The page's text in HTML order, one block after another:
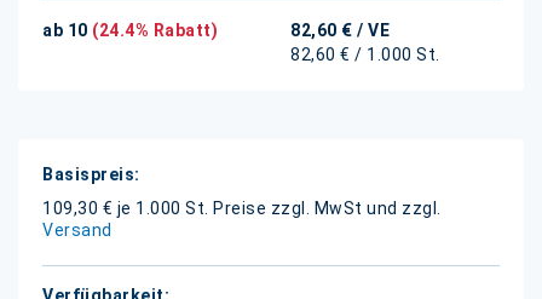
ab 10 (24.4% Rabatt) 82,60 € / VE
82,60 € / 1.000 St.
Weitere
Informationen
109,30 € je 1.000 St.
Preise zzgl. MwSt und zzgl.
Versand